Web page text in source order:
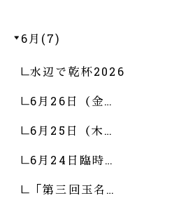
6月(7)
水辺で乾杯2026
6月26日（金…
6月25日（木…
6月24日臨時…
「第三回玉名…